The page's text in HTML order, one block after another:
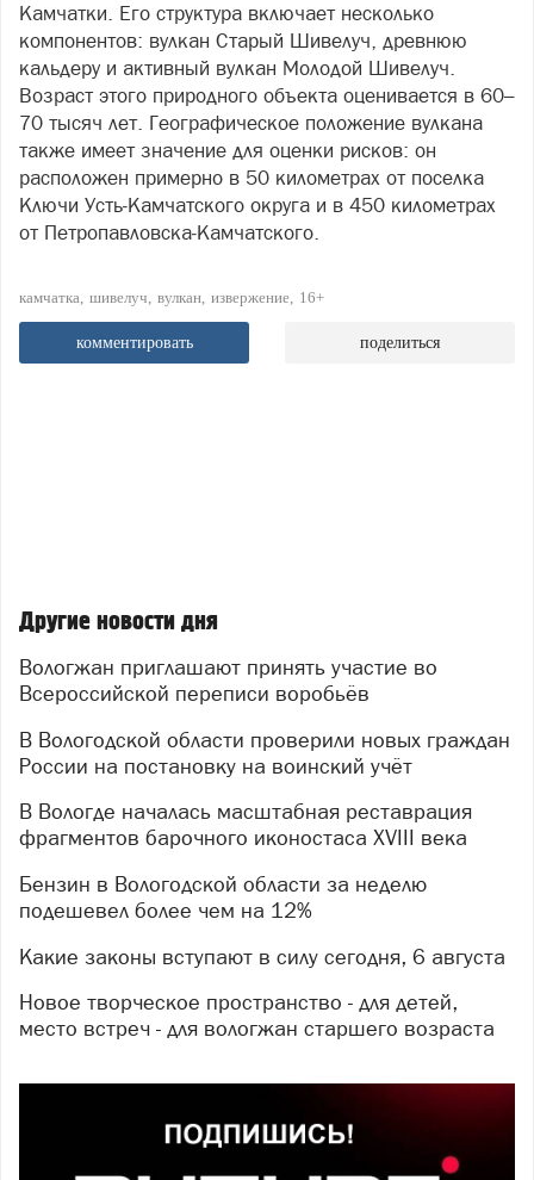
Камчатки. Его структура включает несколько
компонентов: вулкан Старый Шивелуч, древнюю
кальдеру и активный вулкан Молодой Шивелуч.
Возраст этого природного объекта оценивается в 60–
70 тысяч лет. Географическое положение вулкана
также имеет значение для оценки рисков: он
расположен примерно в 50 километрах от поселка
Ключи Усть‑Камчатского округа и в 450 километрах
от Петропавловска‑Камчатского.
камчатка шивелуч вулкан извержение 16+
комментировать поделиться
Другие новости дня
Вологжан приглашают принять участие во
Всероссийской переписи воробьёв
В Вологодской области проверили новых граждан
России на постановку на воинский учёт
В Вологде началась масштабная реставрация
фрагментов барочного иконостаса XVIII века
Бензин в Вологодской области за неделю
подешевел более чем на 12%
Какие законы вступают в силу сегодня, 6 августа
Новое творческое пространство - для детей,
место встреч - для вологжан старшего возраста